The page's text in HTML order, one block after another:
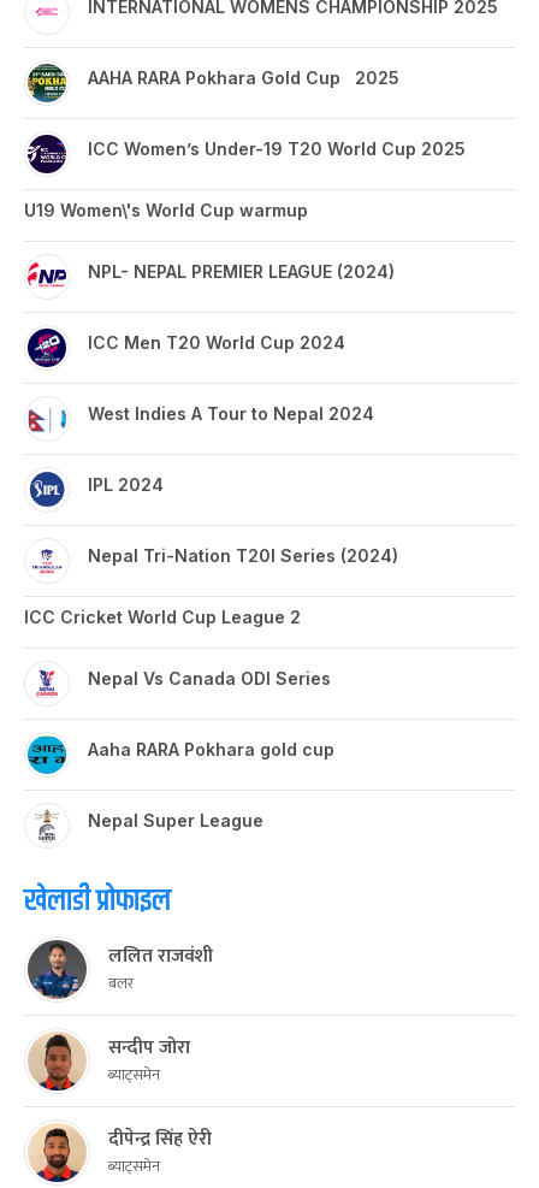
INTERNATIONAL WOMENS CHAMPIONSHIP 2025
AAHA RARA Pokhara Gold Cup 2025
ICC Women’s Under-19 T20 World Cup 2025
U19 Women\'s World Cup warmup
NPL- NEPAL PREMIER LEAGUE (2024)
ICC Men T20 World Cup 2024
West Indies A Tour to Nepal 2024
IPL 2024
Nepal Tri-Nation T20I Series (2024)
ICC Cricket World Cup League 2
Nepal Vs Canada ODI Series
Aaha RARA Pokhara gold cup
Nepal Super League
खेलाडी प्रोफाइल
ललित राजवंशी
बलर
सन्दीप जोरा
ब्याट्समेन
दीपेन्द्र सिंह ऐरी
ब्याट्समेन